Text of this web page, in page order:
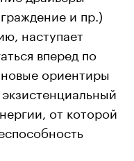
и пр.)
наступает
вперед по
ориентиры
от которой